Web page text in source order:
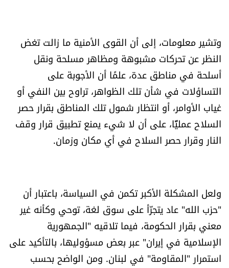
شروط الإشتراك
Digital solutions by
وتشير معلومات، إلى أن القوى الأمنية ما زالت تغض
النظر عن تحركات مشبوهة ومظاهر مسلحة ونقل
أسلحة في مناطق عدة، علمًا أن الأجوبة على
التساؤلات في شأن تلك الظواهر، تراوح بين النفي أو
غياب الأوامر، أو انتظار شمول تلك المناطق بقرار حصر
السلاح عمليًّا، على أن لا شيء يمنع تطبيق قرار وقف
النار وقرار حصر السلاح في أي مكان وزمان.
ولعل المشكلة الأكبر تكمن في السياسة، باعتبار أن
"حزب الله" عاد يتجرّأ على سوق لغة، توحي وكأنه غير
معني بقرار الحكومة، فيما تلاقيه "الجمهورية
الإسلامية في إيران" عبر بعض مسؤوليها، بالتأكيد على
استمرار "المقاومة" في لبنان. ومن الواضح بحسب